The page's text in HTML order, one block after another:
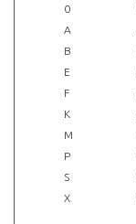
0
A
B
E
F
K
M
P
S
X